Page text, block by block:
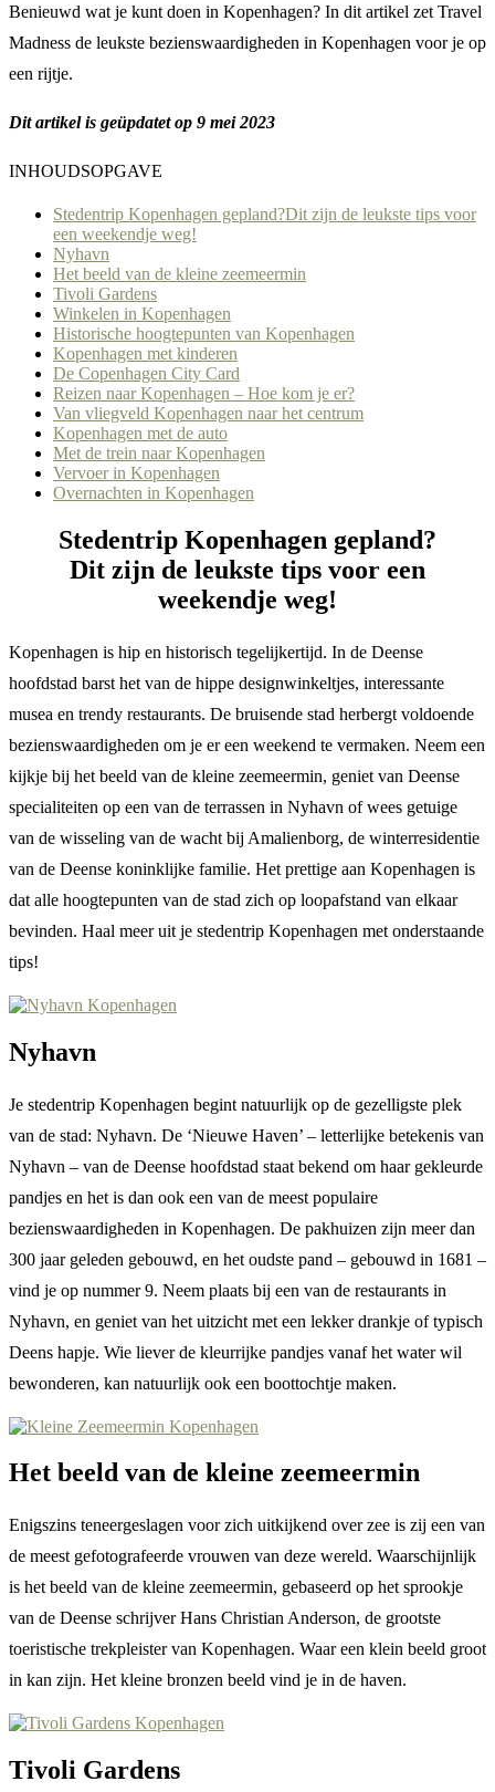
Benieuwd wat je kunt doen in Kopenhagen? In dit artikel zet Travel
Madness de leukste bezienswaardigheden in Kopenhagen voor je op
een rijtje.
Dit artikel is geüpdatet op 9 mei 2023
INHOUDSOPGAVE
Stedentrip Kopenhagen gepland?Dit zijn de leukste tips voor
een weekendje weg!
Nyhavn
Het beeld van de kleine zeemeermin
Tivoli Gardens
Winkelen in Kopenhagen
Historische hoogtepunten van Kopenhagen
Kopenhagen met kinderen
De Copenhagen City Card
Reizen naar Kopenhagen – Hoe kom je er?
Van vliegveld Kopenhagen naar het centrum
Kopenhagen met de auto
Met de trein naar Kopenhagen
Vervoer in Kopenhagen
Overnachten in Kopenhagen
Stedentrip Kopenhagen gepland?
Dit zijn de leukste tips voor een
weekendje weg!
Kopenhagen is hip en historisch tegelijkertijd. In de Deense
hoofdstad barst het van de hippe designwinkeltjes, interessante
musea en trendy restaurants. De bruisende stad herbergt voldoende
bezienswaardigheden om je er een weekend te vermaken. Neem een
kijkje bij het beeld van de kleine zeemeermin, geniet van Deense
specialiteiten op een van de terrassen in Nyhavn of wees getuige
van de wisseling van de wacht bij Amalienborg, de winterresidentie
van de Deense koninklijke familie. Het prettige aan Kopenhagen is
dat alle hoogtepunten van de stad zich op loopafstand van elkaar
bevinden. Haal meer uit je stedentrip Kopenhagen met onderstaande
tips!
Nyhavn
Je stedentrip Kopenhagen begint natuurlijk op de gezelligste plek
van de stad: Nyhavn. De ‘Nieuwe Haven’ – letterlijke betekenis van
Nyhavn – van de Deense hoofdstad staat bekend om haar gekleurde
pandjes en het is dan ook een van de meest populaire
bezienswaardigheden in Kopenhagen. De pakhuizen zijn meer dan
300 jaar geleden gebouwd, en het oudste pand – gebouwd in 1681 –
vind je op nummer 9. Neem plaats bij een van de restaurants in
Nyhavn, en geniet van het uitzicht met een lekker drankje of typisch
Deens hapje. Wie liever de kleurrijke pandjes vanaf het water wil
bewonderen, kan natuurlijk ook een boottochtje maken.
Het beeld van de kleine zeemeermin
Enigszins teneergeslagen voor zich uitkijkend over zee is zij een van
de meest gefotografeerde vrouwen van deze wereld. Waarschijnlijk
is het beeld van de kleine zeemeermin, gebaseerd op het sprookje
van de Deense schrijver Hans Christian Anderson, de grootste
toeristische trekpleister van Kopenhagen. Waar een klein beeld groot
in kan zijn. Het kleine bronzen beeld vind je in de haven.
Tivoli Gardens